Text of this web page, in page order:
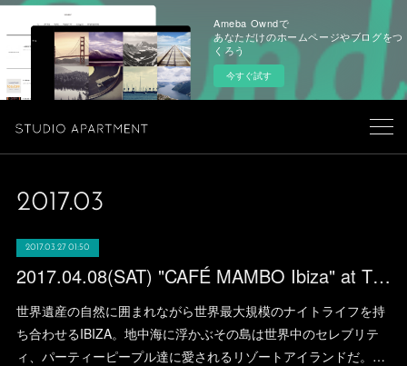
Ameba Owndで
あなただけのホームページやブログをつ
くろう
今すぐ試す
2017.03
2017.03.27 01:50
2017.04.08(SAT) "CAFÉ MAMBO Ibiza" at THE SKYBAR (Azabujuban)
世界遺産の自然に囲まれながら世界最大規模のナイトライフを持
ち合わせるIBIZA。地中海に浮かぶその島は世界中のセレブリテ
ィ、パーティーピープル達に愛されるリゾートアイランドだ。…